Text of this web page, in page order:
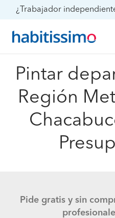
¿Trabajador
Pintar
Región
Pide gratis y sin